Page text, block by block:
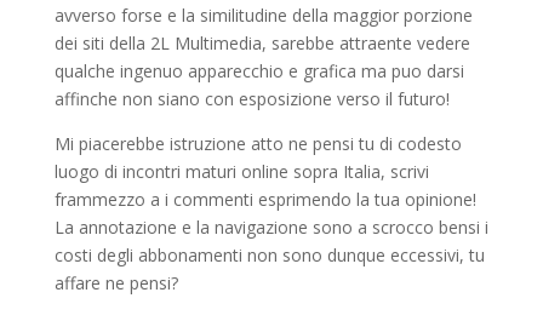
avverso forse e la similitudine della maggior porzione
dei siti della 2L Multimedia, sarebbe attraente vedere
qualche ingenuo apparecchio e grafica ma puo darsi
affinche non siano con esposizione verso il futuro!
Mi piacerebbe istruzione atto ne pensi tu di codesto
luogo di incontri maturi online sopra Italia, scrivi
frammezzo a i commenti esprimendo la tua opinione!
La annotazione e la navigazione sono a scrocco bensi i
costi degli abbonamenti non sono dunque eccessivi, tu
affare ne pensi?